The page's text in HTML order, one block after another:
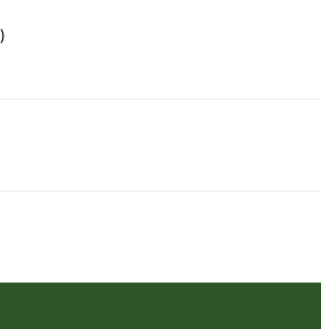
)